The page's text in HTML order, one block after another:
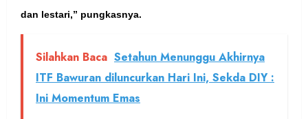
dan lestari,” pungkasnya.
Silahkan Baca Setahun Menunggu Akhirnya
ITF Bawuran diluncurkan Hari Ini, Sekda DIY :
Ini Momentum Emas